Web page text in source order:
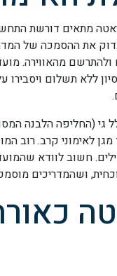
מתאים דורשת
את ההסמכה של
מהאווירה.
ללא תשלום ויסבירו
גי (החליפה הלבנה
לאימוני קרב. רוב
חשוב לוודא
ושהמדריכים